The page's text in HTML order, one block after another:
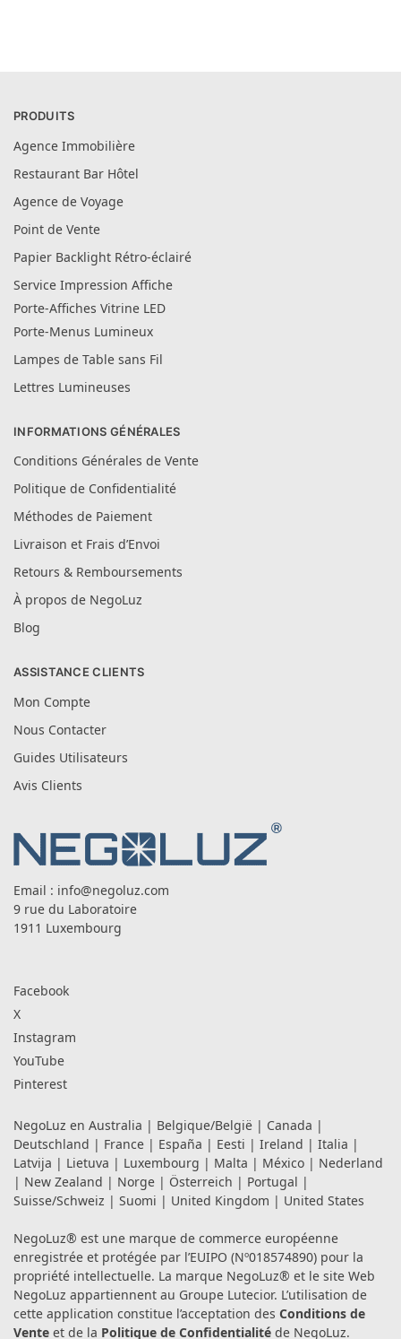
PRODUITS
Agence Immobilière
Restaurant Bar Hôtel
Agence de Voyage
Point de Vente
Papier Backlight Rétro-éclairé
Service Impression Affiche
Porte-Affiches Vitrine LED
Porte-Menus Lumineux
Lampes de Table sans Fil
Lettres Lumineuses
INFORMATIONS GÉNÉRALES
Conditions Générales de Vente
Politique de Confidentialité
Méthodes de Paiement
Livraison et Frais d’Envoi
Retours & Remboursements
À propos de NegoLuz
Blog
ASSISTANCE CLIENTS
Mon Compte
Nous Contacter
Guides Utilisateurs
Avis Clients
Email : info@negoluz.com
9 rue du Laboratoire
1911 Luxembourg
Facebook
X
Instagram
YouTube
Pinterest
NegoLuz en Australia | Belgique/België | Canada |
Deutschland | France | España | Eesti | Ireland | Italia |
Latvija | Lietuva | Luxembourg | Malta | México | Nederland
| New Zealand | Norge | Österreich | Portugal |
Suisse/Schweiz | Suomi | United Kingdom | United States
NegoLuz® est une marque de commerce européenne
enregistrée et protégée par l’EUIPO (Nº018574890) pour la
propriété intellectuelle. La marque NegoLuz® et le site Web
NegoLuz appartiennent au Groupe Lutecior. L’utilisation de
cette application constitue l’acceptation des Conditions de
Vente et de la Politique de Confidentialité de NegoLuz.